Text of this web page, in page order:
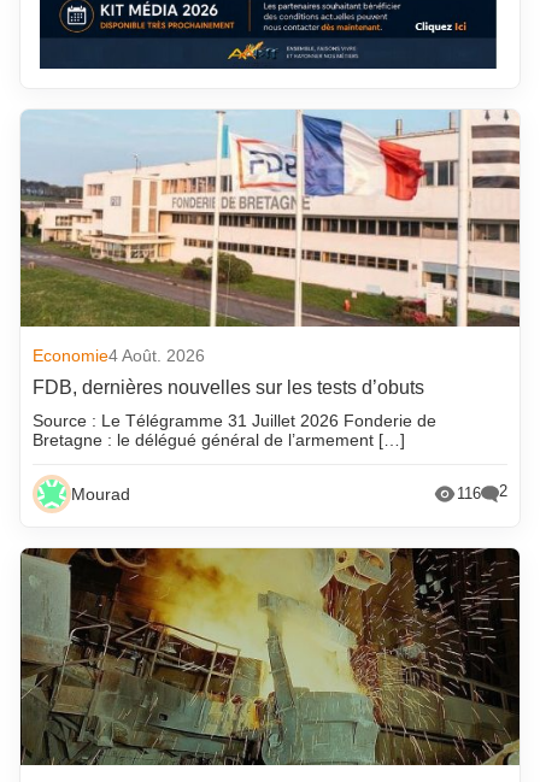
Economie4 Août. 2026
FDB, dernières nouvelles sur les tests d’obuts
Source : Le Télégramme 31 Juillet 2026 Fonderie de
Bretagne : le délégué général de l’armement […]
Mourad 116 2